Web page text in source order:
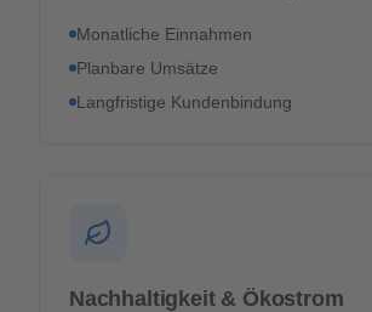
Monatliche Einnahmen
Planbare Umsätze
Langfristige Kundenbindung
Nachhaltigkeit & Ökostrom